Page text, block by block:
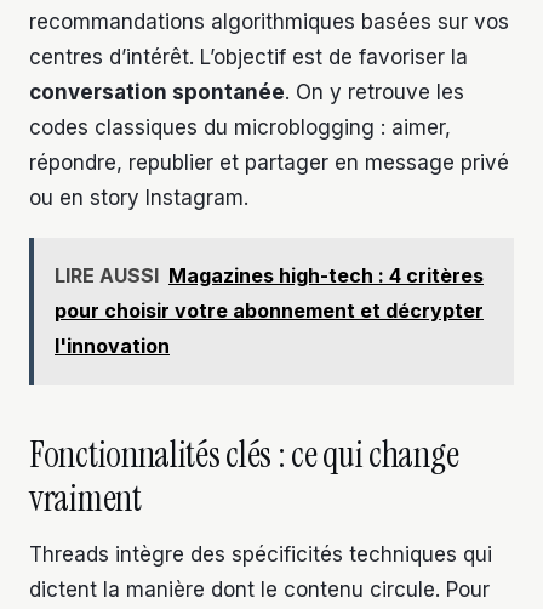
recommandations algorithmiques basées sur vos
centres d’intérêt. L’objectif est de favoriser la
conversation spontanée. On y retrouve les
codes classiques du microblogging : aimer,
répondre, republier et partager en message privé
ou en story Instagram.
LIRE AUSSI Magazines high-tech : 4 critères
pour choisir votre abonnement et décrypter
l'innovation
Fonctionnalités clés : ce qui change
vraiment
Threads intègre des spécificités techniques qui
dictent la manière dont le contenu circule. Pour